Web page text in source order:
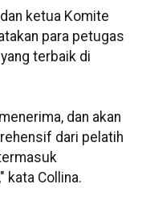
ketua Komite
para petugas
terbaik di
dan akan
dari pelatih
kata Collina.